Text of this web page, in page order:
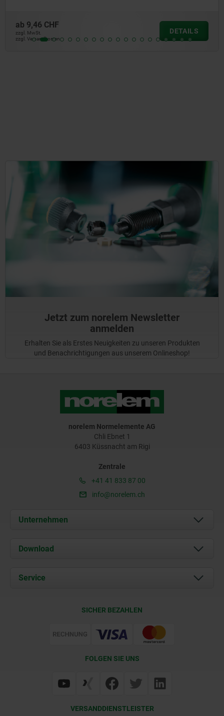
DETAILS
zzgl. Versandkosten
Jetzt zum norelem Newsletter
anmelden
Erhalten Sie als Erstes Neuigkeiten zu unseren Produkten
und Benachrichtigungen aus unserem Onlineshop!
norelem Normelemente AG
Chli Ebnet 1
6403 Küssnacht am Rigi
Zentrale
+41 41 833 87 00
info@norelem.ch
Unternehmen
Über uns
Kontakt
Download
Dokumente
Service
SICHER BEZAHLEN
FOLGEN SIE UNS
VERSANDDIENSTLEISTER